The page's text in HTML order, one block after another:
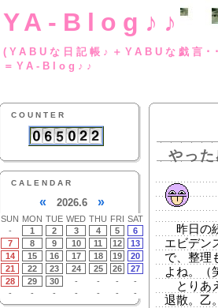
YA-Blog♪♪
(YABUな日記帳♪
＝YA-Blog♪♪
COUNTER
CALENDAR
« 2026.6 »
SUN MON TUE WED THU FRI SAT
-
1 2 3 4 5
6
7
8 9 10 11 12
13
14
15 16 17 18 19
20
21
22 23 24 25 26
27
28
29 30 - - -
-
-
- - - - - -
やっ
昨日の
エビデン
で、整理
よね。
とりあ
退散。乙